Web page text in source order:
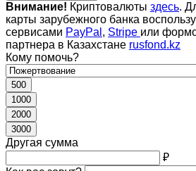
Внимание! Криптовалюты здесь.
карты зарубежного банка
сервисами PayPal , Stripe или
партнера в Казахстане rusfond.kz
Кому помочь?
500
1000
2000
3000
Другая сумма
₽